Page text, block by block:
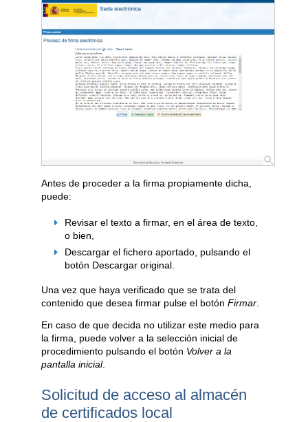
Antes de proceder a la firma propiamente dicha,
puede:
Revisar el texto a firmar, en el área de texto,
o bien,
Descargar el fichero aportado, pulsando el
botón Descargar original.
Una vez que haya verificado que se trata del
contenido que desea firmar pulse el botón Firmar
En caso de que decida no utilizar este medio para
la firma, puede volver a la selección inicial de
procedimiento pulsando el botón Volver a la
pantalla inicial.
Solicitud de acceso al almacén
de certificados local